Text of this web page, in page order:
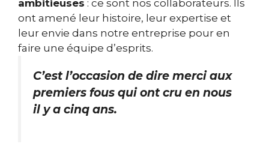
ambitieuses : ce sont nos collaborateurs. Ils
ont amené leur histoire, leur expertise et
leur envie dans notre entreprise pour en
faire une équipe d’esprits.
C’est l’occasion de dire merci aux
premiers fous qui ont cru en nous
il y a cinq ans.